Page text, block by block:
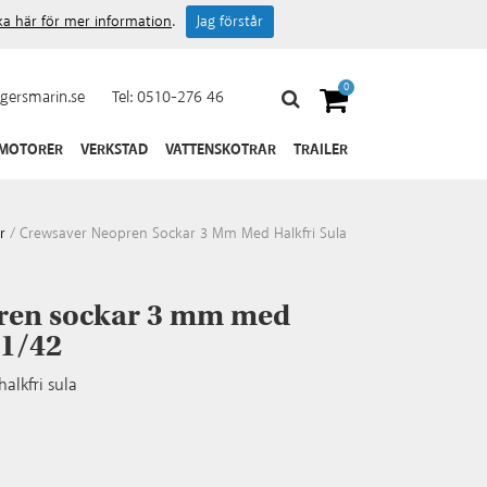
Tel:0510-276 46 0
VERKSTAD VATTENSKOTRAR TRAILER
/ Crewsaver Neopren Sockar 3 Mm Med Halkfri Sula
sockar 3 mm med
42
sula
här för mer information. Jag förstår